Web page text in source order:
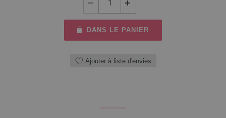
DANS LE PANIER
Ajouter à liste d'envies